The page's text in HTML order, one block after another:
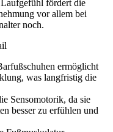
fördert die
vor allem bei
noch.
ermöglicht
was langfristig die
Sensomotorik, da sie
besser zu erfühlen und